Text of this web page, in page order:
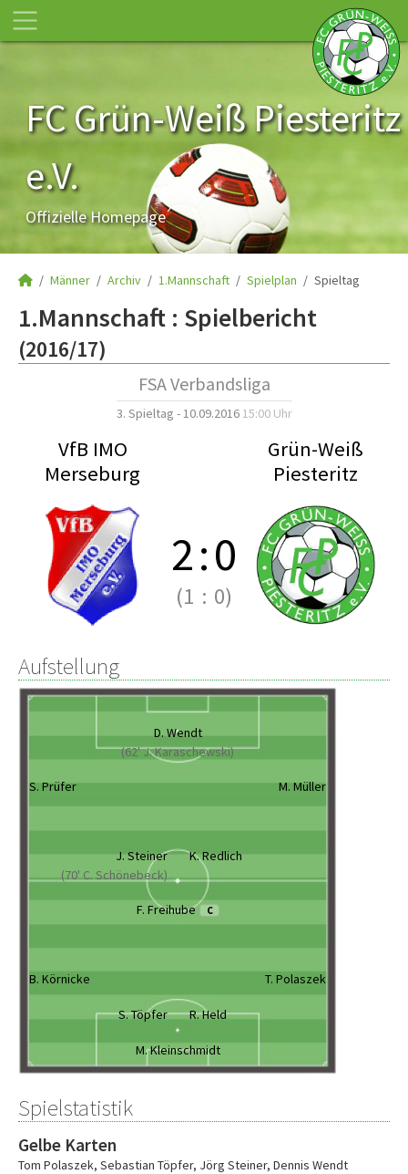
FC Grün-Weiß Piesteritz
e.V.
Offizielle Homepage
Männer Archiv 1.Mannschaft Spielplan Spieltag
1.Mannschaft : Spielbericht
(2016/17)
FSA Verbandsliga
3. Spieltag - 10.09.2016 15:00 Uhr
VfB IMO
Merseburg
Grün-Weiß
Piesteritz
2:0
(1 : 0)
Aufstellung
D. Wendt
(62' J. Karaschewski)
S. Prüfer M. Müller
J. Steiner
(70' C. Schönebeck)
K. Redlich
F. Freihube C
B. Körnicke T. Polaszek
S. Töpfer R. Held
M. Kleinschmidt
Spielstatistik
Gelbe Karten
Tom Polaszek, Sebastian Töpfer, Jörg Steiner, Dennis Wendt